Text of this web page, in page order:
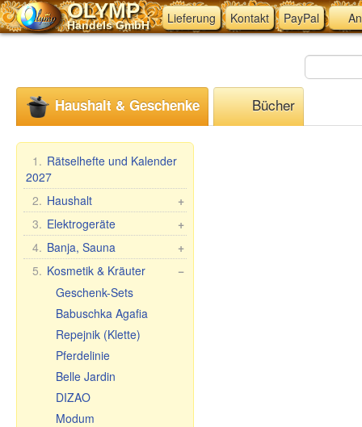
OLYMP
Handels GmbH Lieferung Kontakt PayPal
Haushalt & Geschenke Bücher
1. Rätselhefte und Kalender
2027
+
2. Haushalt
Mangal, Grills
Spieße
Dampfkocher
Haushaltswaren
Waschen und Reinigen
Teig- &
Maultaschenformen &
Zubehör
Tischdecken
Fleischwölfe und
Zubehör
+
3. Elektrogeräte
Küchen-Elektrogeräte
Andere Elektrogeräte
+
4. Banja, Sauna
Saunareisig
Saunabekleidung
Saunazubehör
Kosmetik
Sauna/Badewanne
−
5. Kosmetik & Kräuter
Geschenk-Sets
Babuschka Agafia
Repejnik (Klette)
Pferdelinie
Belle Jardin
DIZAO
Modum